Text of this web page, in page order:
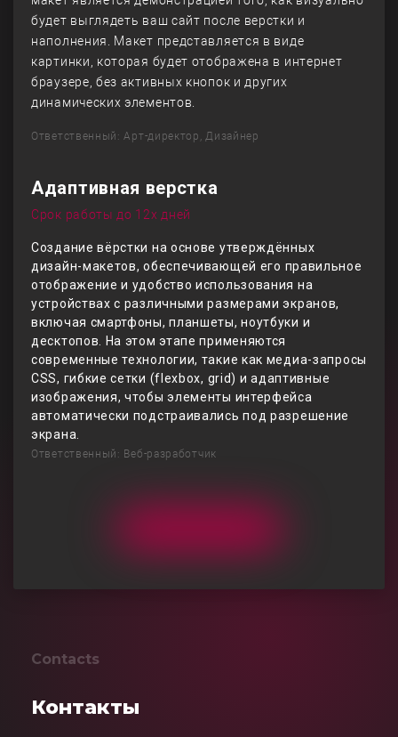
будет выглядеть ваш сайт после верстки и
наполнения. Макет представляется в виде
картинки, которая будет отображена в интернет
браузере, без активных кнопок и других
динамических элементов.
Ответственный: Арт-директор, Дизайнер
Адаптивная верстка
Срок работы до 12х дней
Создание вёрстки на основе утверждённых
дизайн-макетов, обеспечивающей его правильное
отображение и удобство использования на
устройствах с различными размерами экранов,
включая смартфоны, планшеты, ноутбуки и
десктопов. На этом этапе применяются
современные технологии, такие как медиа-запросы
CSS, гибкие сетки (flexbox, grid) и адаптивные
изображения, чтобы элементы интерфейса
автоматически подстраивались под разрешение
экрана.
Ответственный: Веб-разработчик
Contacts
Контакты